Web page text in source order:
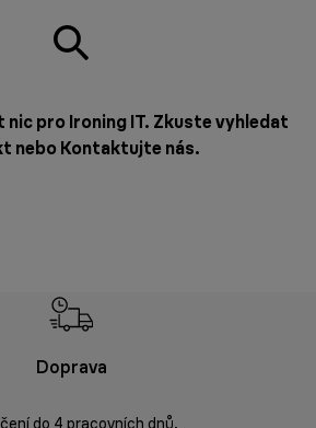
nic pro Ironing IT. Zkuste vyhledat
nebo Kontaktujte nás.
Doprava
do 4 pracovních dnů.